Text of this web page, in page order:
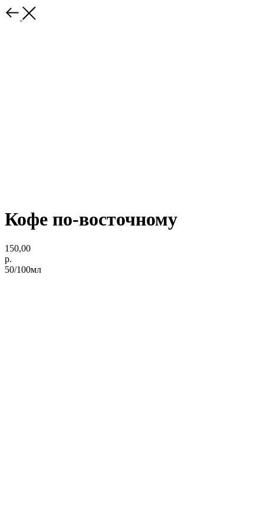
Кофе по-восточному
150,00
р.
50/100мл